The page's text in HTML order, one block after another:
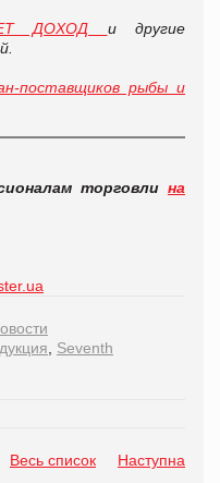
ДОХОД и другие
поставщиков рыбы и
торговли на
Seventh
Весь список Наступна